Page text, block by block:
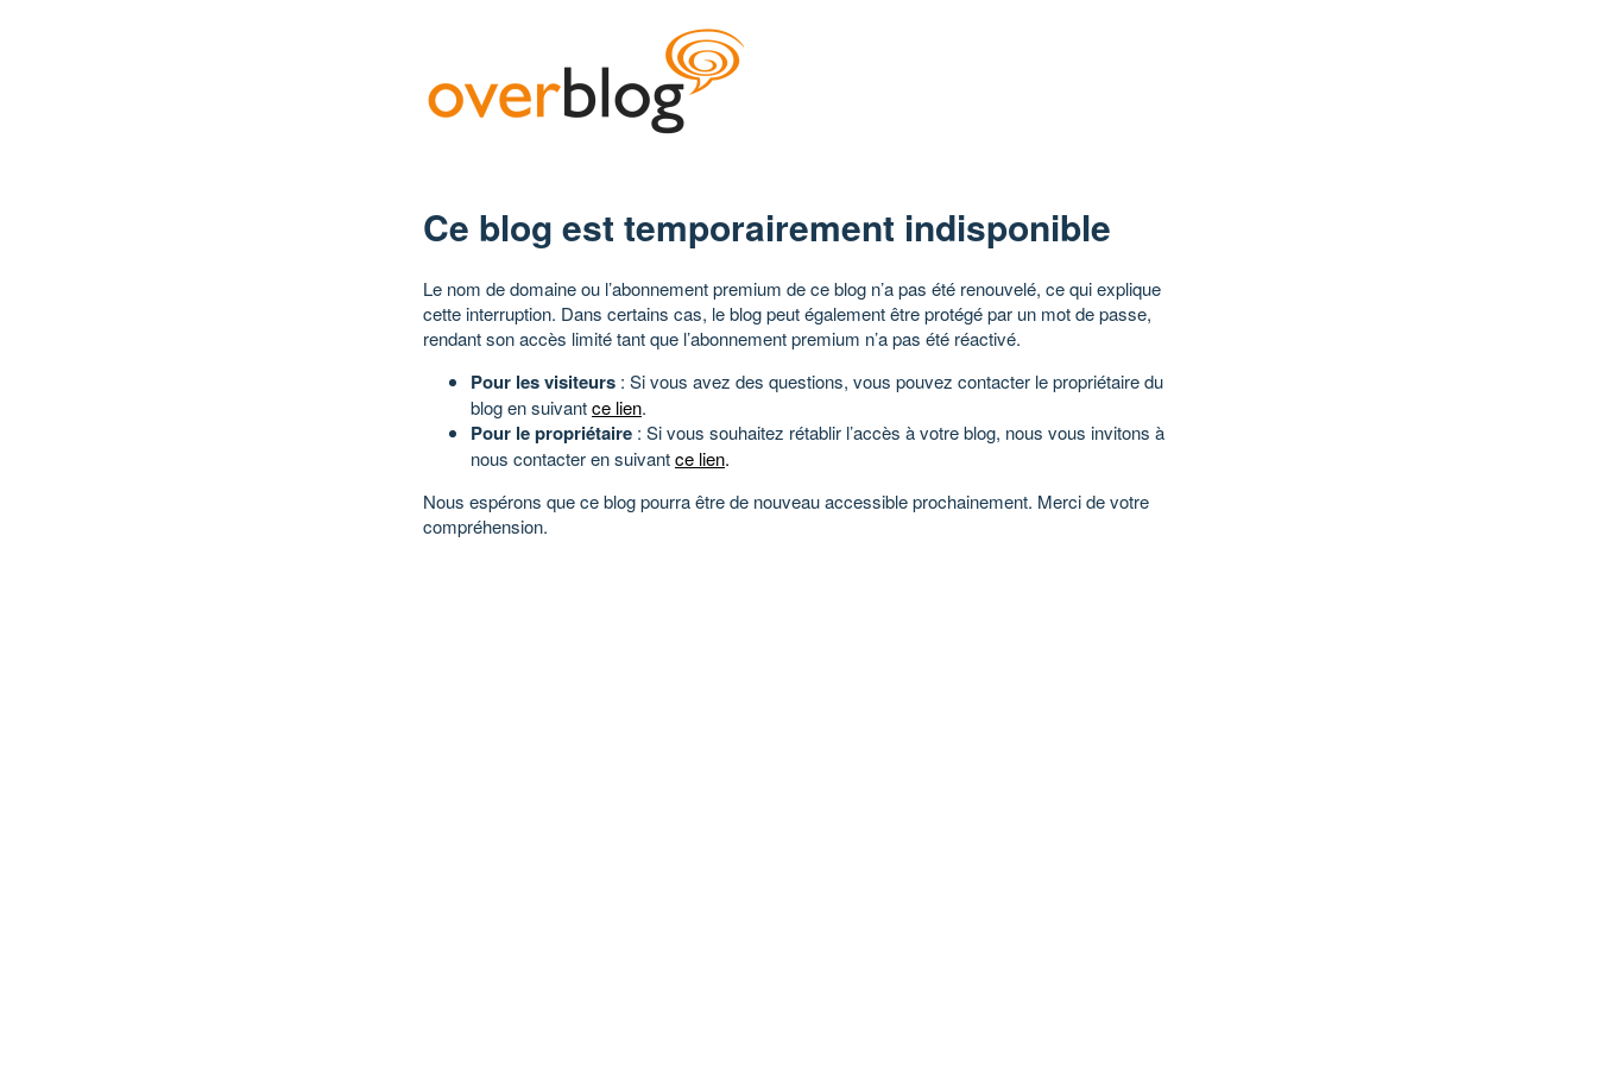
Ce blog est temporairement indisponible
Le nom de domaine ou l’abonnement premium de ce blog n’a pas été renouvelé, ce qui explique
cette interruption. Dans certains cas, le blog peut également être protégé par un mot de passe,
rendant son accès limité tant que l’abonnement premium n’a pas été réactivé.
Pour les visiteurs : Si vous avez des questions, vous pouvez contacter le propriétaire du
blog en suivantce lien.
Pour le propriétaire : Si vous souhaitez rétablir l’accès à votre blog, nous vous invitons à
nous contacter en suivantce lien.
Nous espérons que ce blog pourra être de nouveau accessible prochainement. Merci de votre
compréhension.